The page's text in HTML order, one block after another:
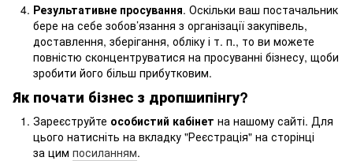
Результативне просування. Оскільки ваш постачальник
бере на себе зобов’язання з організації закупівель,
доставлення, зберігання, обліку і т. п., то ви можете
повністю сконцентруватися на просуванні бізнесу, щоби
зробити його більш прибутковим.
Як почати бізнес з дропшипінгу?
Зареєструйте особистий кабінет на нашому сайті. Для
цього натисніть на вкладку "Реєстрація" на сторінці
за цим посиланням.